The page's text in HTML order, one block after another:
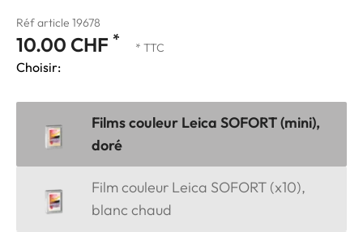
Réf article 19678
10.00 CHF * * TTC
Choisir:
Films couleur Leica SOFORT (mini),
doré
Film couleur Leica SOFORT (x10),
blanc chaud